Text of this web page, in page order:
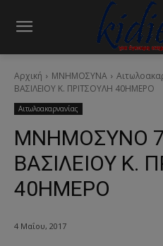
Αρχική ΜΝΗΜΟΣΥΝΑ
ΒΑΣΙΛΕΙΟΥ Κ. ΠΡΙΤΣΟΥΛΗ 40ΗΜΕΡΟ
Αιτωλοακαρνανίας
ΜΝΗΜΟΣΥΝΟ
ΒΑΣΙΛΕΙΟΥ Κ.
40ΗΜΕΡΟ
4 Μαΐου, 2017